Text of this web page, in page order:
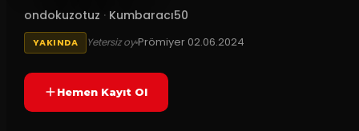
ondokuzotuz · Kumbaracı50
YAKINDA Yetersiz oyPrömiyer 02.06.2024
Hemen Kayıt Ol